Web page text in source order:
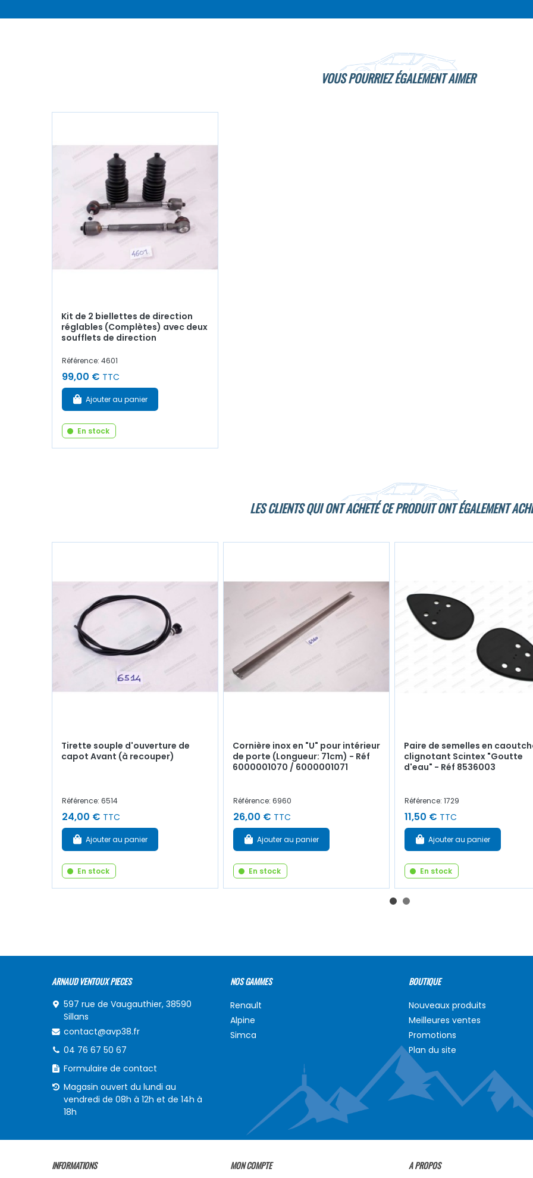
VOUS POURRIEZ ÉGALEMENT AIMER
Kit de 2 biellettes de direction
réglables (Complètes) avec deux
soufflets de direction
Référence: 4601
99,00 € TTC
Ajouter au panier
En stock
LES CLIENTS QUI ONT ACHETÉ CE PRODUIT ONT ÉGALEMENT
Tirette souple d'ouverture de
capot Avant (à recouper)
Référence: 6514
24,00 € TTC
Ajouter au panier
En stock
Cornière inox en "U" pour intérieur
de porte (Longueur: 71cm) - Réf
6000001070 / 6000001071
Référence: 6960
26,00 € TTC
Ajouter au panier
En stock
Paire de semelles en
clignotant Scintex "Goutte
d'eau" - Réf 8536003
Référence: 1729
11,50 € TTC
Ajouter au panier
En stock
ARNAUD VENTOUX PIECES
597 rue de Vaugauthier, 38590
Sillans
contact@avp38.fr
04 76 67 50 67
Formulaire de contact
Magasin ouvert du lundi au
vendredi de 08h à 12h et de 14h à
18h
NOS GAMMES
Renault
Alpine
Simca
BOUTIQUE
Nouveaux produits
Meilleures ventes
Promotions
Plan du site
INFORMATIONS MON COMPTE A PROPOS